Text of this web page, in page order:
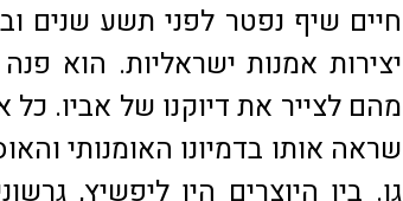
חיים שיף נפטר לפני תשע שנים
מהם לצייר את דיוקנו של אביו.
שראה אותו בדמיונו האומנותי
גן. בין היוצרים היו ליפשיץ,